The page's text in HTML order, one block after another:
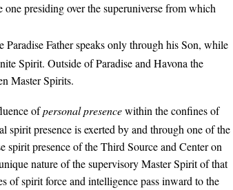
presiding over the superuniverse from which
Paradise Father speaks only through his Son, while
Spirit. Outside of Paradise and Havona the
Master Spirits.
ofpersonal presencewithin the confines of
spirit presence is exerted by and through one of the
spirit presence of the Third Source and Center on
nature of the supervisory Master Spirit of that
of spirit force and intelligence pass inward to the